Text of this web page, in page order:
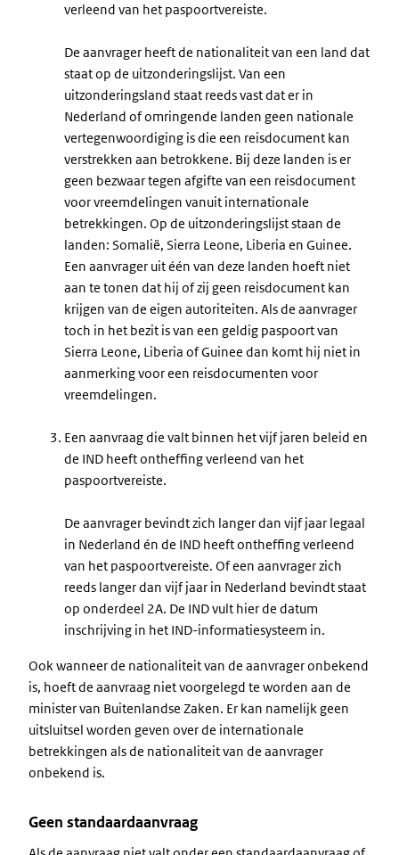
verleend van het paspoortvereiste.
De aanvrager heeft de nationaliteit van een land dat
staat op de uitzonderingslijst. Van een
uitzonderingsland staat reeds vast dat er in
Nederland of omringende landen geen nationale
vertegenwoordiging is die een reisdocument kan
verstrekken aan betrokkene. Bij deze landen is er
geen bezwaar tegen afgifte van een reisdocument
voor vreemdelingen vanuit internationale
betrekkingen. Op de uitzonderingslijst staan de
landen: Somalië, Sierra Leone, Liberia en Guinee.
Een aanvrager uit één van deze landen hoeft niet
aan te tonen dat hij of zij geen reisdocument kan
krijgen van de eigen autoriteiten. Als de aanvrager
toch in het bezit is van een geldig paspoort van
Sierra Leone, Liberia of Guinee dan komt hij niet in
aanmerking voor een reisdocumenten voor
vreemdelingen.
Een aanvraag die valt binnen het vijf jaren beleid en
de IND heeft ontheffing verleend van het
paspoortvereiste.
De aanvrager bevindt zich langer dan vijf jaar legaal
in Nederland én de IND heeft ontheffing verleend
van het paspoortvereiste. Of een aanvrager zich
reeds langer dan vijf jaar in Nederland bevindt staat
op onderdeel 2A. De IND vult hier de datum
inschrijving in het IND-informatiesysteem in.
Ook wanneer de nationaliteit van de aanvrager onbekend
is, hoeft de aanvraag niet voorgelegd te worden aan de
minister van Buitenlandse Zaken. Er kan namelijk geen
uitsluitsel worden geven over de internationale
betrekkingen als de nationaliteit van de aanvrager
onbekend is.
Geen standaardaanvraag